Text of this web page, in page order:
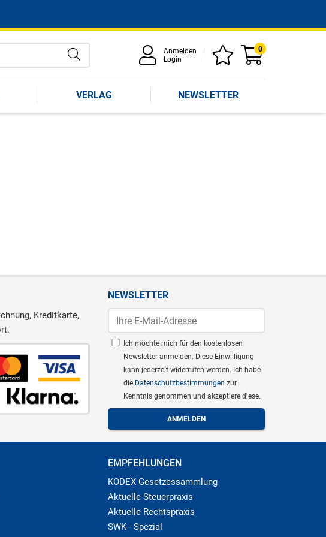
Anmelden
Login
0
VERLAG NEWSLETTER
Kreditkarte,
NEWSLETTER
Ich möchte mich für den kostenlosen
Newsletter anmelden. Diese Einwilligung
kann jederzeit widerrufen werden. Ich habe
die Datenschutzbestimmungen zur
Kenntnis genommen und akzeptiere diese.
EMPFEHLUNGEN
KODEX Gesetzessammlung
Aktuelle Steuerpraxis
Aktuelle Rechtspraxis
SWK - Spezial